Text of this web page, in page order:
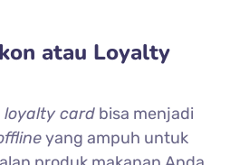
atau Loyalty
loyalty card bisa menjadi
yang ampuh untuk